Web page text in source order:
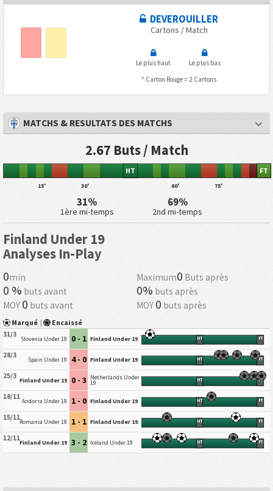
DEVEROUILLER
Cartons / Match
Le plus haut
Le plus bas
* Carton Rouge = 2 Cartons
MATCHS & RESULTATS DES MATCHS
2.67 Buts / Match
15' 30'
HT
60' 75'
FT
31%
1ère mi-temps
69%
2nd mi-temps
Finland Under 19
Analyses In-Play
0min Maximum0 Buts après
0 % buts avant 0% buts après
MOY 0 buts avant MOY 0 buts après
Marqué | Encaissé
31/3 Slovenia Under 19 0 - 1 Finland Under 19 HT FT
28/3 Spain Under 19 4 - 0 Finland Under 19 HT FT
25/3 Finland Under 19 0 - 3 Netherlands Under
19 HT FT
18/11 Andorra Under 19 1 - 0 Finland Under 19 HT FT
15/11Romania Under 19 1 - 1 Finland Under 19 HT FT
12/11Finland Under 19 3 - 2 Iceland Under 19 HT FT